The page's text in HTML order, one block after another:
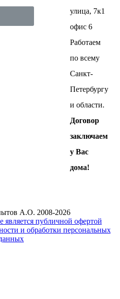
улица, 7к1
офис 6
Работаем
по всему
Санкт-
Петербургу
и области.
Договор
заключаем
у Вас
дома!
А.О. 2008-2026
является публичной офертой
и обработки персональных